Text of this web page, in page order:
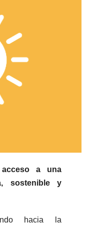
a una
sostenible y
hacia la